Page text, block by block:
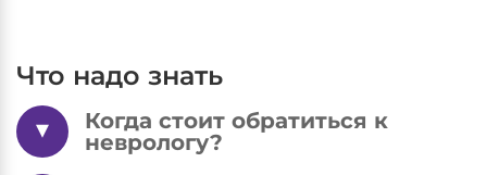
Что надо знать
Когда стоит обратиться к
неврологу?